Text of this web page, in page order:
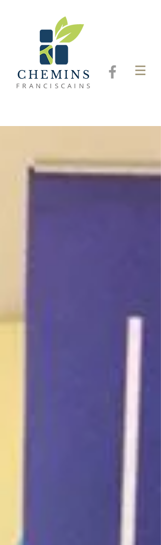
CHEMINS
FRANCISCAINS